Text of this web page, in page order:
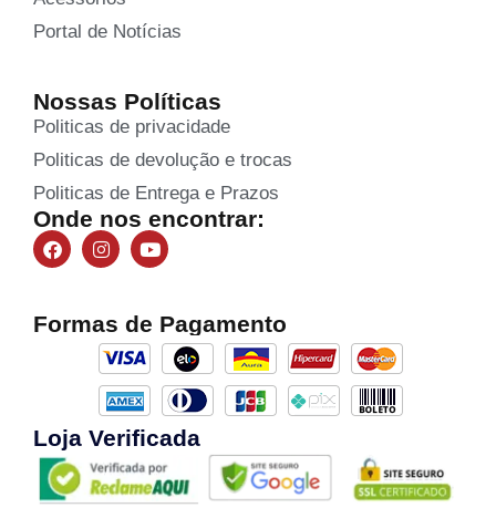
Portal de Notícias
Nossas Políticas
Politicas de privacidade
Politicas de devolução e trocas
Politicas de Entrega e Prazos
Onde nos encontrar:
Formas de Pagamento
Loja Verificada